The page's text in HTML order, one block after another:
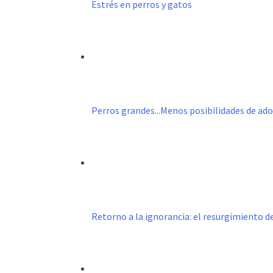
Estrés en perros y gatos
Perros grandes...Menos posibilidades de
Retorno a la ignorancia: el resurgimiento